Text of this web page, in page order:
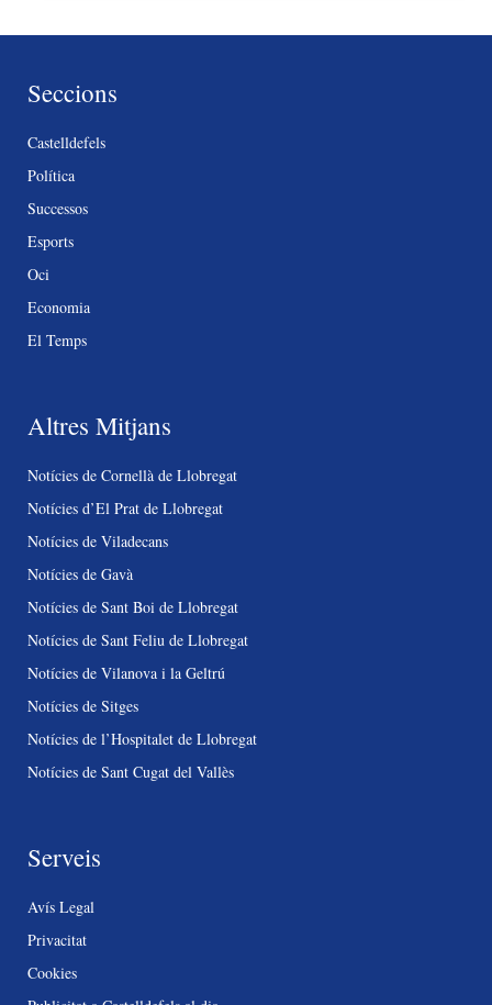
Seccions
Castelldefels
Política
Successos
Esports
Oci
Economia
El Temps
Altres Mitjans
Notícies de Cornellà de Llobregat
Notícies d’El Prat de Llobregat
Notícies de Viladecans
Notícies de Gavà
Notícies de Sant Boi de Llobregat
Notícies de Sant Feliu de Llobregat
Notícies de Vilanova i la Geltrú
Notícies de Sitges
Notícies de l’Hospitalet de Llobregat
Notícies de Sant Cugat del Vallès
Serveis
Avís Legal
Privacitat
Cookies